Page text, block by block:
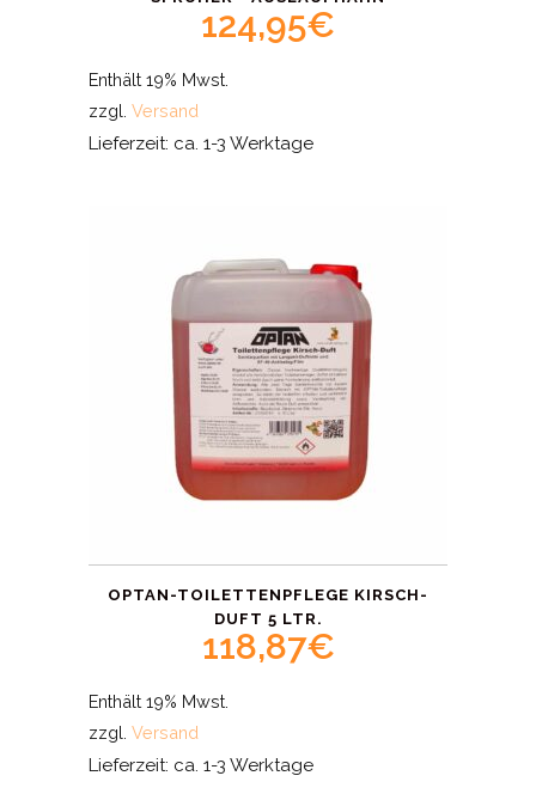
124,95€
Enthält 19% Mwst.
zzgl. Versand
Lieferzeit: ca. 1-3 Werktage
OPTAN-TOILETTENPFLEGE KIRSCH-
DUFT 5 LTR.
118,87€
Enthält 19% Mwst.
zzgl. Versand
Lieferzeit: ca. 1-3 Werktage